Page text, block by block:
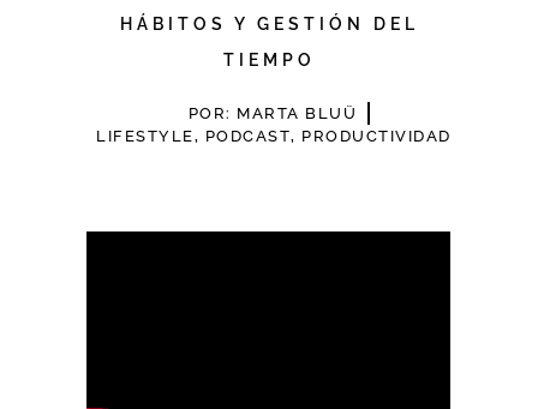
HÁBITOS Y GESTIÓN DEL
TIEMPO
POR: MARTA BLUÜ
LIFESTYLE, PODCAST, PRODUCTIVIDAD